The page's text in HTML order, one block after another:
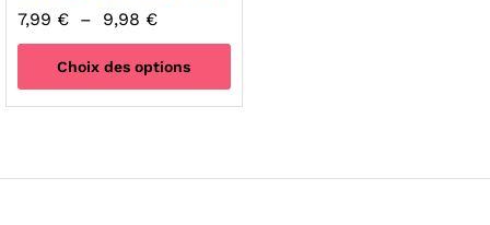
7,99 € – 9,98 €Plage
7,99 €
à
9,98 €
Choix des options